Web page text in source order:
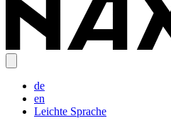
de
en
Leichte Sprache